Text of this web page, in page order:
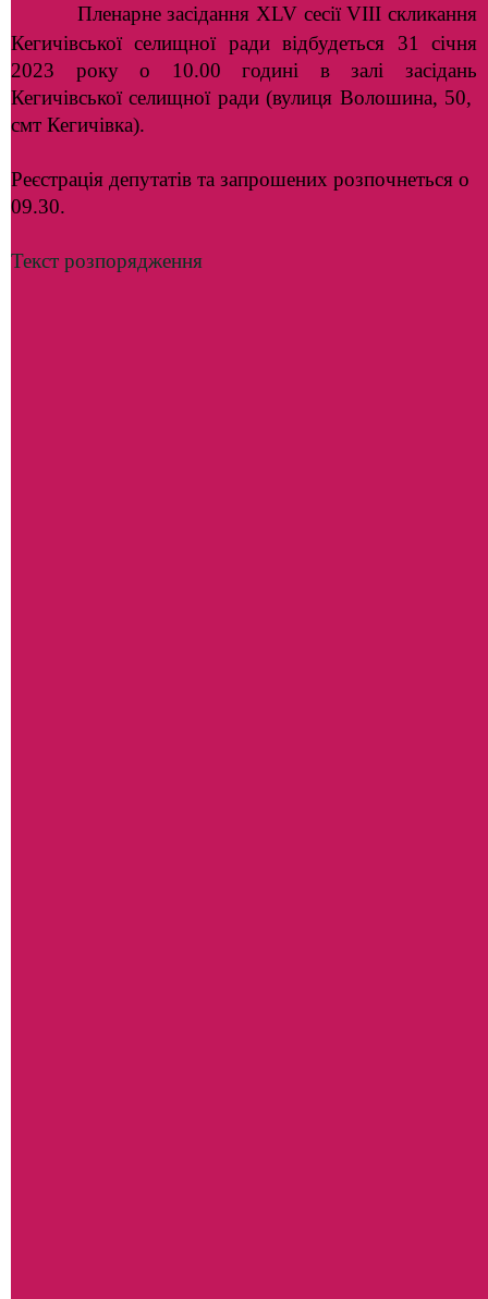
Пленарне засідання ХLV сесії VIII скликання
Кегичівської селищної ради відбудеться 31 січня
2023 року о 10.00 годині в залі засідань
Кегичівської селищної ради (вулиця Волошина, 50,
смт Кегичівка).
Реєстрація депутатів та запрошених розпочнеться о
09.30.
Текст розпорядження